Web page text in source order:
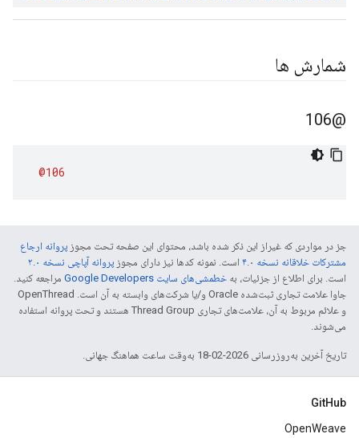
شمارش ها
@106
@106
جز در مواردی که غیراز این ذکر شده باشد، محتوای این صفحه تحت مجوز پروانه ارجاع
مشترکات خلاقانه نسخه ۴.۰
است. نمونه کدها نیز دارای مجوز پروانه آپاچی نسخه ۲.۰
است. برای اطلاع از جزئیات، به خطمشی‌های سایت Google Developers‏
مراجعه کنید.
جاوا علامت تجاری ثبت‌شده Oracle و/یا شرکت‌های وابسته به آن است. ‫OpenThread
و علائم مربوط به آن، علامت‌های تجاری Thread Group هستند و تحت پروانه استفاده
می‌شوند.
تاریخ آخرین به‌روزرسانی 2026-02-18 به‌وقت ساعت هماهنگ جهانی.
GitHub
OpenWeave